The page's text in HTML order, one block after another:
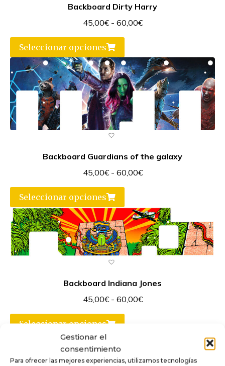
Gestionar el
consentimiento
Para ofrecer las mejores experiencias, utilizamos tecnologías
Backboard Dirty Harry
45,00€ - 60,00€
Seleccionar opciones
Backboard Guardians of the galaxy
45,00€ - 60,00€
Seleccionar opciones
Backboard Indiana Jones
45,00€ - 60,00€
Seleccionar opciones